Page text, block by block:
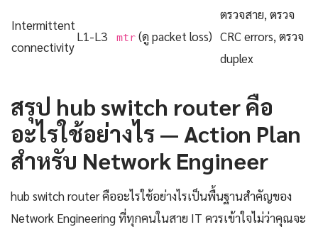
Intermittent
connectivity
L1-L3 mtr (ดู packet loss)
ตรวจสาย, ตรวจ
CRC errors, ตรวจ
duplex
สรุป hub switch router คือ
อะไรใช้อย่างไร — Action Plan
สำหรับ Network Engineer
hub switch router คืออะไรใช้อย่างไรเป็นพื้นฐานสำคัญของ
Network Engineering ที่ทุกคนในสาย IT ควรเข้าใจไม่ว่าคุณจะ